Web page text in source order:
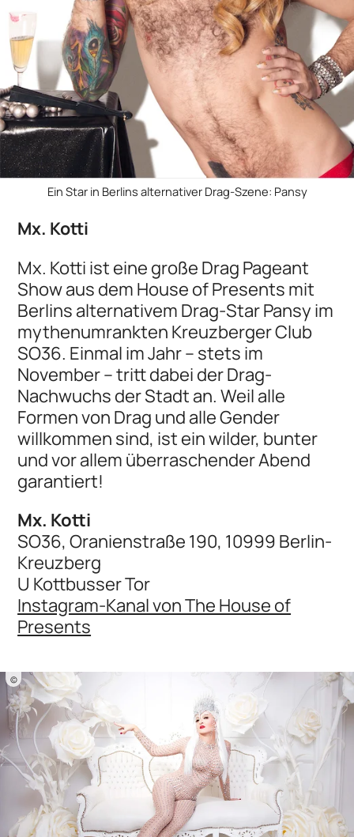
Ein Star in Berlins alternativer Drag-Szene: Pansy
Mx. Kotti
Mx. Kotti ist eine große Drag Pageant
Show aus dem House of Presents mit
Berlins alternativem Drag-Star Pansy im
mythenumrankten Kreuzberger Club
SO36. Einmal im Jahr – stets im
November – tritt dabei der Drag-
Nachwuchs der Stadt an. Weil alle
Formen von Drag und alle Gender
willkommen sind, ist ein wilder, bunter
und vor allem überraschender Abend
garantiert!
Mx. Kotti
SO36, Oranienstraße 190, 10999 Berlin-
Kreuzberg
U Kottbusser Tor
Instagram-Kanal von The House of
Presents
©